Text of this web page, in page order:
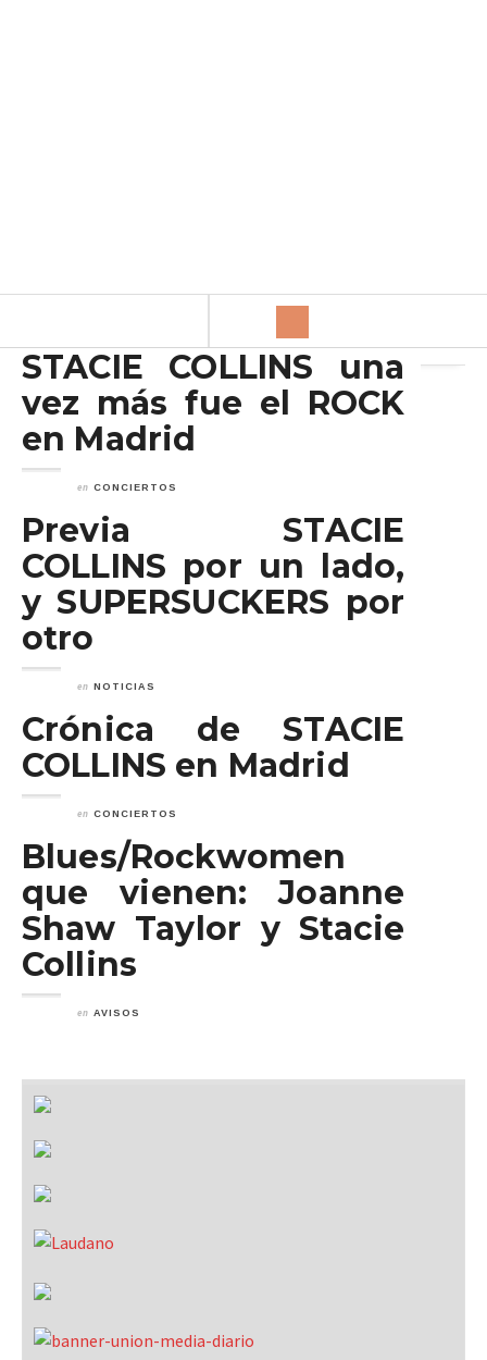
STACIE COLLINS una
vez más fue el ROCK
en Madrid
en CONCIERTOS
Previa STACIE
COLLINS por un lado,
y SUPERSUCKERS por
otro
en NOTICIAS
Crónica de STACIE
COLLINS en Madrid
en CONCIERTOS
Blues/Rockwomen
que vienen: Joanne
Shaw Taylor y Stacie
Collins
en AVISOS